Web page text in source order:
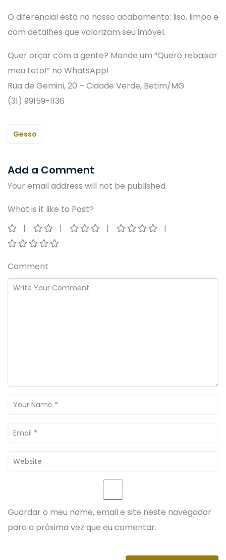
O diferencial está no nosso acabamento: liso, limpo e
com detalhes que valorizam seu imóvel.
Quer orçar com a gente? Mande um “Quero rebaixar
meu teto!” no WhatsApp!
Rua de Gemini, 20 – Cidade Verde, Betim/MG
(31) 99159-1136
Gesso
Add a Comment
Your email address will not be published.
What is it like to Post?
Comment
Guardar o meu nome, email e site neste navegador
para a próxima vez que eu comentar.